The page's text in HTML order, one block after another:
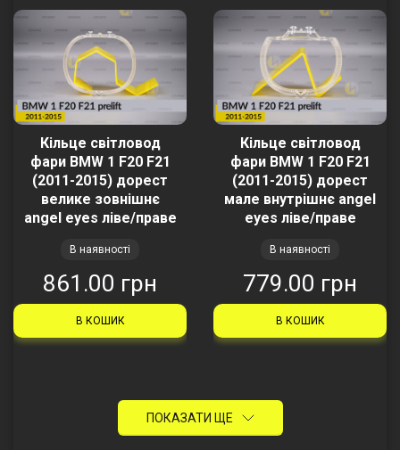
Кільце світловод
фари BMW 1 F20 F21
(2011-2015) дорест
велике зовнішнє
angel eyes ліве/праве
В наявності
861.00 грн
В КОШИК
Кільце світловод
фари BMW 1 F20 F21
(2011-2015) дорест
мале внутрішнє angel
eyes ліве/праве
В наявності
779.00 грн
В КОШИК
ПОКАЗАТИ ЩЕ